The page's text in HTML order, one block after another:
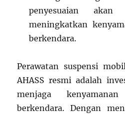
penyesuaian
meningkatkan
berkendara.
Perawatan suspensi
AHASS resmi adalah
menjaga
berkendara. Dengan